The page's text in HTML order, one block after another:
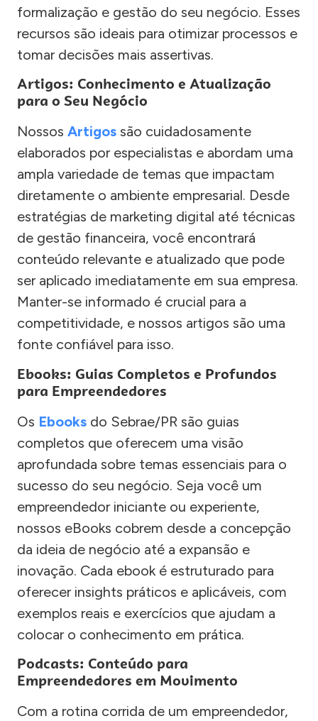
formalização e gestão do seu negócio. Esses
recursos são ideais para otimizar processos e
tomar decisões mais assertivas.
Artigos: Conhecimento e Atualização
para o Seu Negócio
Nossos Artigos são cuidadosamente
elaborados por especialistas e abordam uma
ampla variedade de temas que impactam
diretamente o ambiente empresarial. Desde
estratégias de marketing digital até técnicas
de gestão financeira, você encontrará
conteúdo relevante e atualizado que pode
ser aplicado imediatamente em sua empresa.
Manter-se informado é crucial para a
competitividade, e nossos artigos são uma
fonte confiável para isso.
Ebooks: Guias Completos e Profundos
para Empreendedores
Os Ebooks do Sebrae/PR são guias
completos que oferecem uma visão
aprofundada sobre temas essenciais para o
sucesso do seu negócio. Seja você um
empreendedor iniciante ou experiente,
nossos eBooks cobrem desde a concepção
da ideia de negócio até a expansão e
inovação. Cada ebook é estruturado para
oferecer insights práticos e aplicáveis, com
exemplos reais e exercícios que ajudam a
colocar o conhecimento em prática.
Podcasts: Conteúdo para
Empreendedores em Movimento
Com a rotina corrida de um empreendedor,